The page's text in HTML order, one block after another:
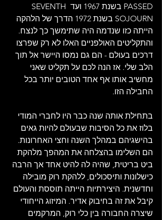
PASSED בשנת 1967 ועד SEVENTH
SOJOURN בשנת 1972 הדרך של הלהקה
הייתה כזו שנדמה היה שתימשך כך לנצח.
והתקליטים האולפניים האלו לא רק שפרצו
דרכים בעולם - הם גם נמסו היישר אל תוך
הלב שלי. אז הנה לכם על תקליט שאני
מחשיב אותו אף אחד הטובים יותר בכל
החבילה הזו.
בתחילת אותה שנה כבר היו לחברי המודי
בלוז את כל הסיבות שבעולם להיות גאים
בהישגיהם במהלך השנה וחצי האחרונות.
הם השלימו בהצלחה את המהפך מלהקת
ביט בריטית, שהיה לה להיט אחד אך הרבה
כישלונות ותיסכולים, ללהקת רוק מובילה
וחדשנית. היצירתיות הייתה תוססת והעולם
קיבל את זה בחיבוק אדיר. המיזוג הייחודי
שיצרה החבורה בין כלי רוק, המרקמים